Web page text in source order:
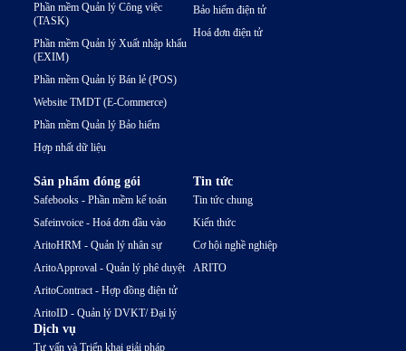
Phần mềm Quản lý Công việc
(TASK)
Phần mềm Quản lý Xuất nhập khẩu
(EXIM)
Phần mềm Quản lý Bán lẻ (POS)
Website TMDT (E-Commerce)
Phần mềm Quản lý Bảo hiểm
Hợp nhất dữ liệu
Bảo hiểm điện tử
Hoá đơn điện tử
Sản phẩm đóng gói
Safebooks - Phần mềm kế toán
Safeinvoice - Hoá đơn đầu vào
AritoHRM - Quản lý nhân sự
AritoApproval - Quản lý phê duyệt
AritoContract - Hợp đồng điện tử
AritoID - Quản lý DVKT/ Đại lý
Dịch vụ
Tư vấn và Triển khai giải pháp
Tin tức
Tin tức chung
Kiến thức
Cơ hội nghề nghiệp
ARITO